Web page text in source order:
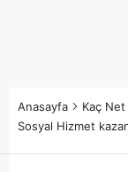
Anasayfa
Kaç
Sosyal Hizmet